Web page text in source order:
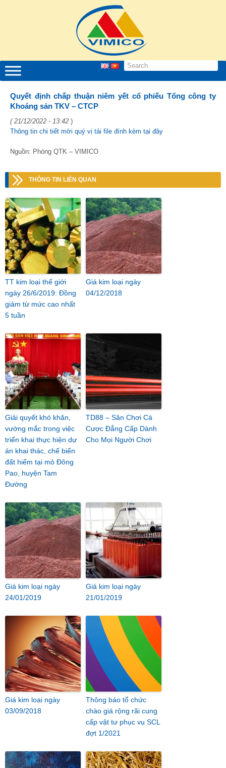
Quyết định chấp thuận niêm yết cổ phiếu Tổng công ty
Khoáng sản TKV – CTCP
( 21/12/2022 - 13:42 )
Thông tin chi tiết mời quý vị tải file đính kèm tại đây
Nguồn: Phòng QTK – VIMICO
THÔNG TIN LIÊN QUAN
TT kim loại thế giới
ngày 26/6/2019: Đồng
giảm từ mức cao nhất
5 tuần
Giá kim loại ngày
04/12/2018
Giải quyết khó khăn,
vướng mắc trong việc
triển khai thực hiện dự
án khai thác, chế biến
đất hiếm tại mỏ Đông
Pao, huyện Tam
Đường
TD88 – Sân Chơi Cá
Cược Đẳng Cấp Dành
Cho Mọi Người Chơi
Giá kim loại ngày
24/01/2019
Giá kim loại ngày
21/01/2019
Giá kim loại ngày
03/09/2018
Thông báo tổ chức
chào giá rộng rãi cung
cấp vật tư phục vụ SCL
đợt 1/2021